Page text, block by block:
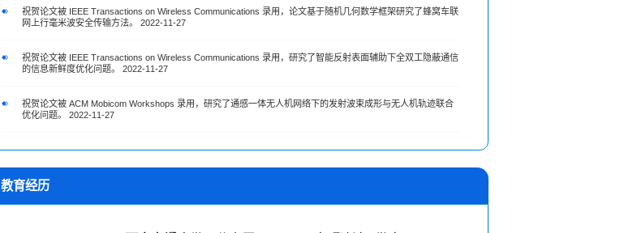
祝贺论文被 IEEE Transactions on Wireless Communications 录用，论文基于随机几何数学框架研究了蜂窝车联
网上行毫米波安全传输方法。 2022-11-27
祝贺论文被 IEEE Transactions on Wireless Communications 录用，研究了智能反射表面辅助下全双工隐蔽通信
的信息新鲜度优化问题。 2022-11-27
祝贺论文被 ACM Mobicom Workshops 录用，研究了通感一体无人机网络下的发射波束成形与无人机轨迹联合
优化问题。 2022-11-27
教育经历